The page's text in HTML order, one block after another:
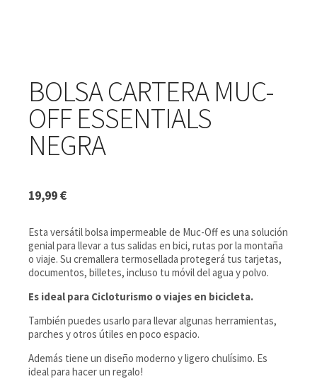
BOLSA CARTERA MUC-
OFF ESSENTIALS
NEGRA
19,99€
Esta versátil bolsa impermeable de Muc-Off es una solución
genial para llevar a tus salidas en bici, rutas por la montaña
o viaje. Su cremallera termosellada protegerá tus tarjetas,
documentos, billetes, incluso tu móvil del agua y polvo.
Es ideal para Cicloturismo o viajes en bicicleta.
También puedes usarlo para llevar algunas herramientas,
parches y otros útiles en poco espacio.
Además tiene un diseño moderno y ligero chulísimo. Es
ideal para hacer un regalo!